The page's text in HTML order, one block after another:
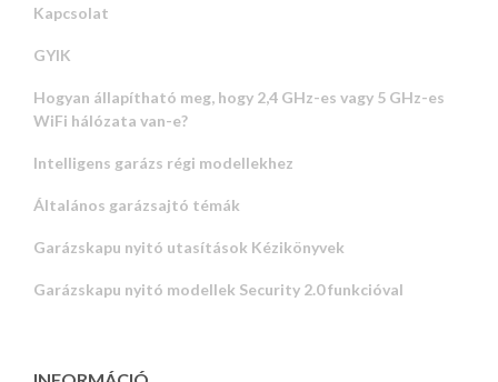
Kapcsolat
GYIK
Hogyan állapítható meg, hogy 2,4 GHz-es vagy 5 GHz-es
WiFi hálózata van-e?
Intelligens garázs régi modellekhez
Általános garázsajtó témák
Garázskapu nyitó utasítások Kézikönyvek
Garázskapu nyitó modellek Security 2.0 funkcióval